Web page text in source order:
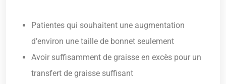
Patientes qui souhaitent une augmentation
d’environ une taille de bonnet seulement
Avoir suffisamment de graisse en excès pour un
transfert de graisse suffisant